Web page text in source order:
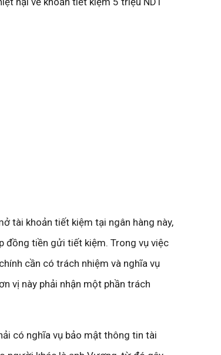
tài khoản tiết kiệm tại ngân hàng này,
đồng tiền gửi tiết kiệm. Trong vụ việc
cần có trách nhiệm và nghĩa vụ
vị này phải nhận một phần trách
có nghĩa vụ bảo mật thông tin tài